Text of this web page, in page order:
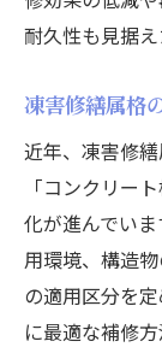
耐久性も見据え
凍害修繕属格
近年、凍害修
「コンクリー
化が進んでい
用環境、構造
の適用区分を
に最適な補修